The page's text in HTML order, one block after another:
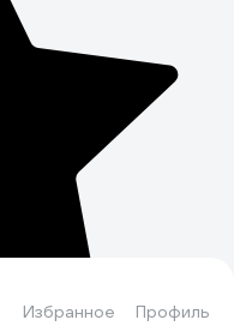
Избранное Профиль